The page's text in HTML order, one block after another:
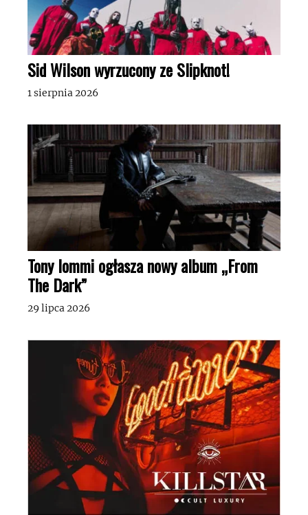
Sid Wilson wyrzucony ze Slipknot!
1 sierpnia 2026
Tony Iommi ogłasza nowy album „From
The Dark”
29 lipca 2026